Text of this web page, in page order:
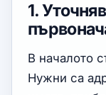
1.
В началото
Нужни са